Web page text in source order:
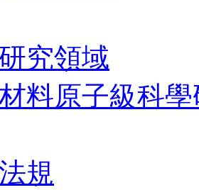
究領域
料原子級科
規